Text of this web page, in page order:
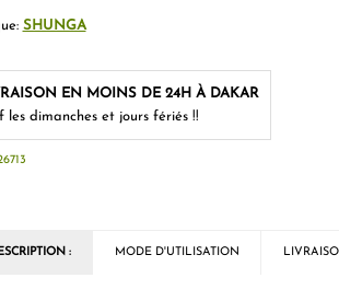
SHUNGA
EN MOINS DE 24H À DAKAR
les dimanches et jours fériés !!
: MODE D'UTILISATION